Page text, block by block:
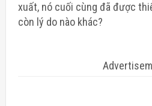
xuất, nó cuối cùng đã được
còn lý do nào khác?